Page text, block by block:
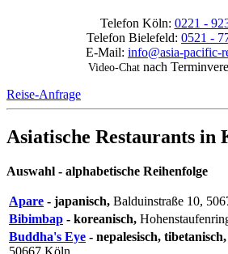
Telefon Köln: 0221 -
Telefon Bielefeld: 0521 -
E-Mail: info@asia-pacific-
Video-Chat nach
Reise-Anfrage
Asiatische Restaurants in
Auswahl - alphabetische Reihenfolge
Apare - japanisch, Balduinstraße 10,
Bibimbap - koreanisch,
Buddha's Eye - nepalesisch, tibetanisch,
50667 Köln